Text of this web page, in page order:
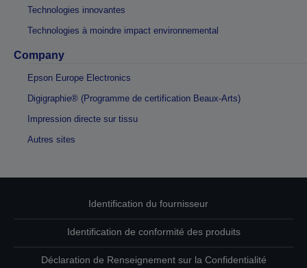
Technologies innovantes
Technologies à moindre impact environnemental
Company
Epson Europe Electronics
Digigraphie® (Programme de certification Beaux-Arts)
Impression directe sur tissu
Autres sites
Identification du fournisseur
Identification de conformité des produits
Déclaration de Renseignement sur la Confidentialité